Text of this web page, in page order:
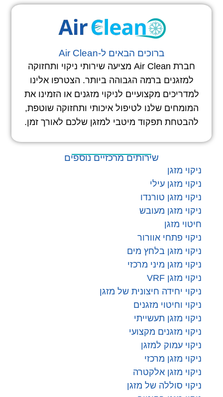
ברוכים הבאים ל-Air Clean
חברת Air Clean מציעה שירותי ניקוי ותחזוקה
למזגנים ברמה הגבוהה ביותר. הצטרפו אלינו
למדריכים מקצועיים לניקוי מזגנים או הזמינו את
המומחים שלנו לטיפול איכותי ותחזוקה שוטפת,
להבטחת תפקוד מיטבי למזגן שלכם לאורך זמן.
ניקוי מזגן
ניקוי מזגן עילי
ניקוי מזגן טורנדו
ניקוי מזגן מעובש
חיטוי מזגן
ניקוי פתחי אוורור
ניקוי מזגן בלחץ מים
ניקוי מזגן מיני מרכזי
ניקוי מזגן VRF
ניקוי יחידה חיצונית של מזגן
ניקוי וחיטוי מזגנים
ניקוי מזגן תעשייתי
ניקוי מזגנים מקצועי
ניקוי עמוק למזגן
ניקוי מזגן מרכזי
ניקוי מזגן אלקטרה
ניקוי סוללה של מזגן
שירותים מרכזיים נוספים